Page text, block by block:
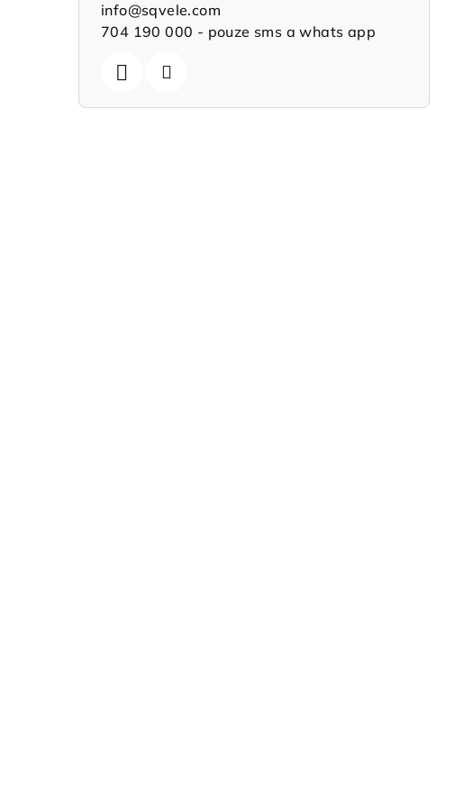
info@sqvele.com
704 190 000 - pouze sms a whats app